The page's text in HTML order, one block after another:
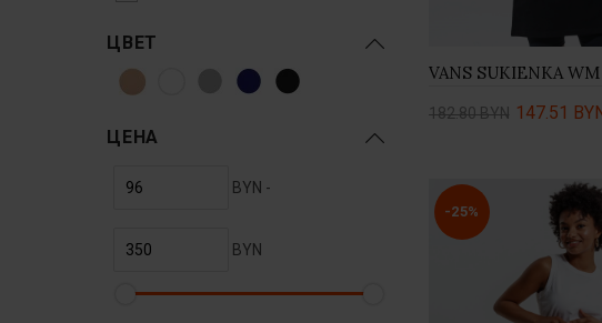
ЦВЕТ
ЦЕНА
BYN -
BYN
182.80 BYN 147.51
-25%